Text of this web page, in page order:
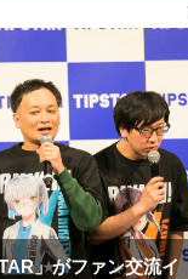
」がファン交流イ